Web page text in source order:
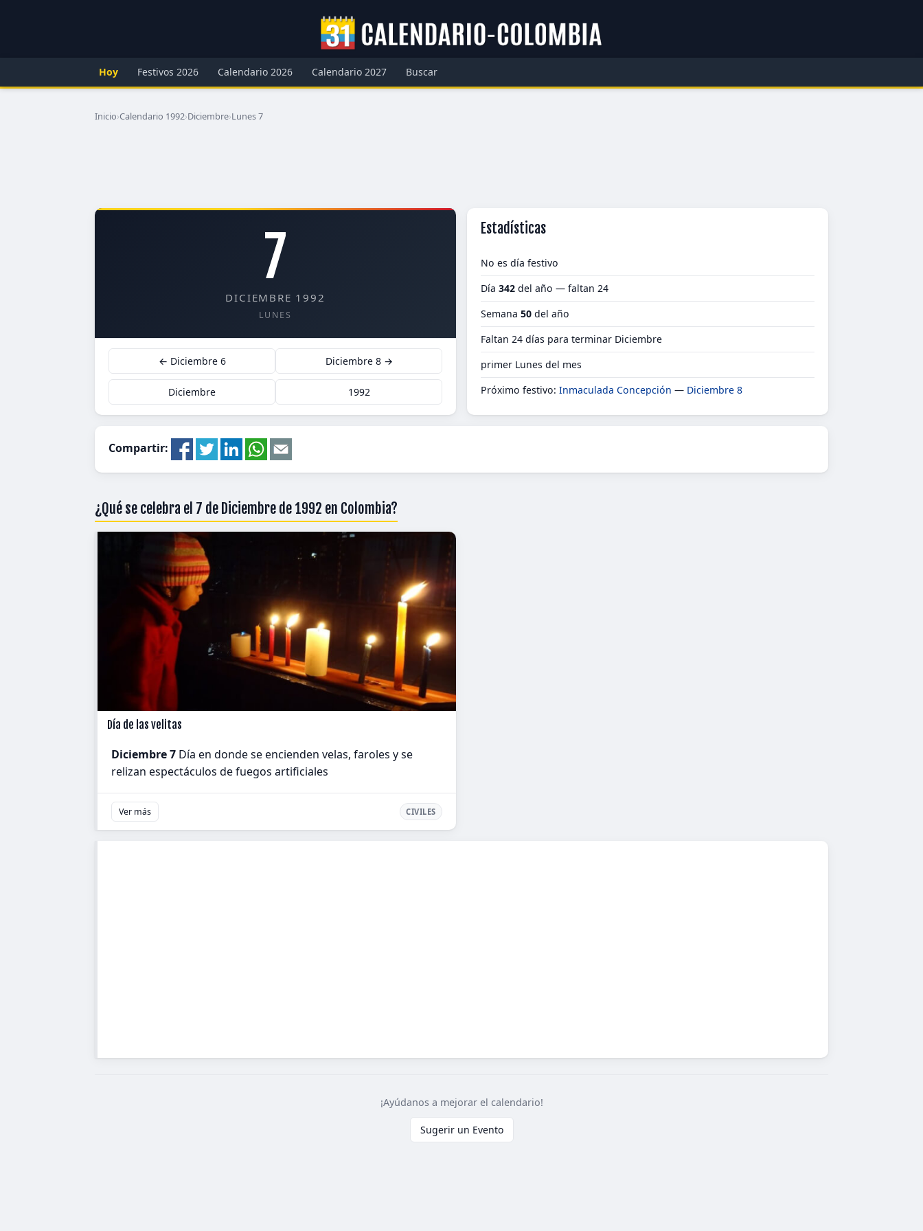
Hoy Festivos 2026 Calendario 2026 Calendario 2027 Buscar
Inicio›Calendario 1992›Diciembre›Lunes 7
7
DICIEMBRE 1992
LUNES
← Diciembre 6 Diciembre 8 →
Diciembre 1992
Estadísticas
No es día festivo
Día 342 del año — faltan 24
Semana 50 del año
Faltan 24 días para terminar Diciembre
primer Lunes del mes
Próximo festivo: Inmaculada Concepción — Diciembre 8
Compartir:
¿Qué se celebra el 7 de Diciembre de 1992 en Colombia?
Día de las velitas
Diciembre 7 Día en donde se encienden velas, faroles y se
relizan espectáculos de fuegos artificiales
Ver más CIVILES
¡Ayúdanos a mejorar el calendario!
Sugerir un Evento